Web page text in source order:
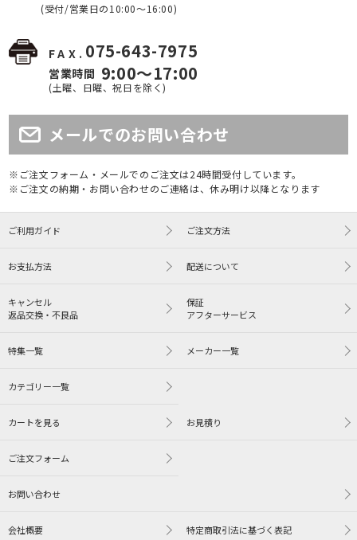
(受付/営業日の10:00～16:00)
FAX. 075-643-7975
営業時間 9:00～17:00
(土曜、日曜、祝日を除く)
メールでのお問い合わせ
※ご注文フォーム・メールでのご注文は24時間受付しています。
※ご注文の納期・お問い合わせのご連絡は、休み明け以降となります
ご利用ガイド ご注文方法
お支払方法 配送について
キャンセル
返品交換・不良品
保証
アフターサービス
特集一覧 メーカー一覧
カテゴリー一覧
カートを見る お見積り
ご注文フォーム
お問い合わせ
会社概要 特定商取引法に基づく表記